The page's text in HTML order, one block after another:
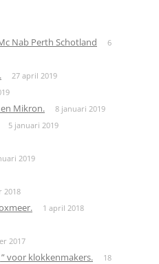
Nab Perth Schotland
6
27 april 2019
Mikron. 8 januari 2019
5 januari 2019
2019
2018
1 april 2018
2017
voor klokkenmakers.
18